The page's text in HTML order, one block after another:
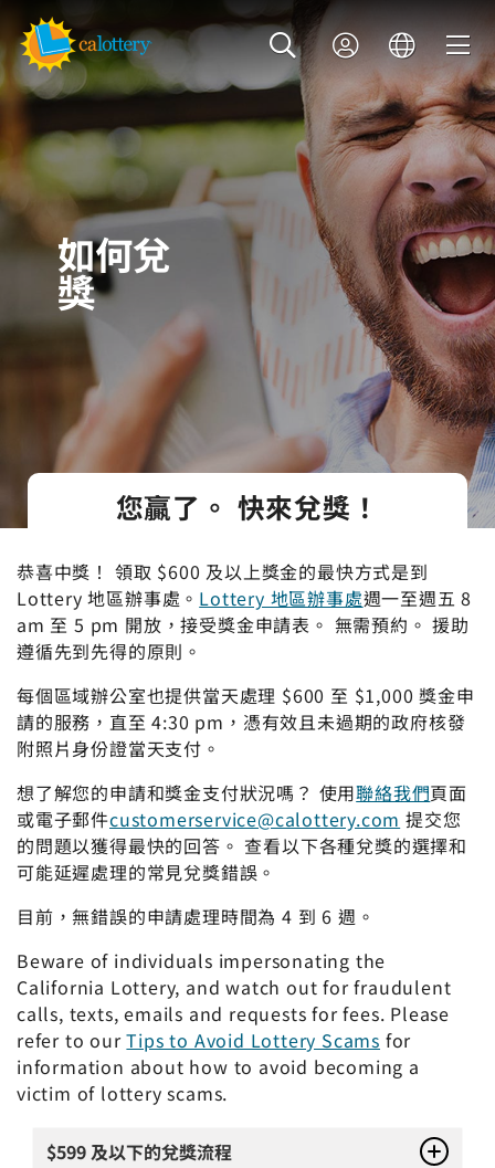
如何兌
獎
您贏了。 快來兌獎！
恭喜中獎！ 領取 $600 及以上獎金的最快方式是到
Lottery 地區辦事處。 Lottery 地區辦事處週一至週五 8
am 至 5 pm 開放，接受獎金申請表。 無需預約。 援助
遵循先到先得的原則。
每個區域辦公室也提供當天處理 $600 至 $1,000 獎金申
請的服務，直至 4:30 pm，憑有效且未過期的政府核發
附照片身份證當天支付。
想了解您的申請和獎金支付狀況嗎？ 使用聯絡我們頁面
或電子郵件customerservice@calottery.com 提交您
的問題以獲得最快的回答。 查看以下各種兌獎的選擇和
可能延遲處理的常見兌獎錯誤。
目前，無錯誤的申請處理時間為 4 到 6 週。
Beware of individuals impersonating the
California Lottery, and watch out for fraudulent
calls, texts, emails and requests for fees. Please
refer to ourTips to Avoid Lottery Scams for
information about how to avoid becoming a
victim of lottery scams.
$599 及以下的兌獎流程